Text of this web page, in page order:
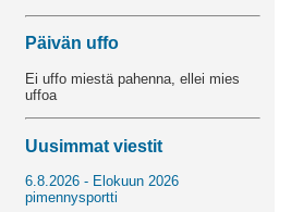
Päivän uffo
Ei uffo miestä pahenna, ellei mies
uffoa
Uusimmat viestit
6.8.2026 - Elokuun 2026
pimennysportti